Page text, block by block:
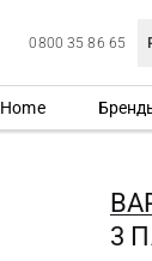
0800 35 86 65
Home
3